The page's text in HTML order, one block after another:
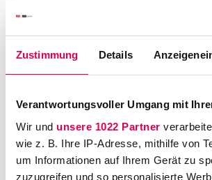
Zustimmung Details
Verantwortungsvoller Umgang mit
Wir und unsere 1022 Partner
wie z. B. Ihre IP-Adresse, mithilfe von
um Informationen auf Ihrem Gerät zu
zuzugreifen und so personalisierte
r
b
F
t
z
c